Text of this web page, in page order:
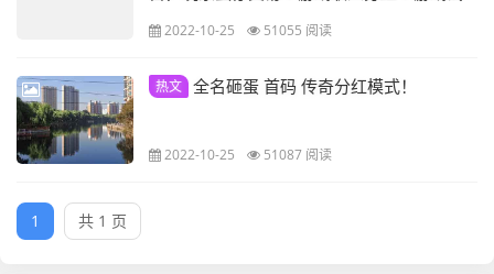
玩（回收装备得铁锤） 无提现门槛，随时提
定，不会随意调整，不暗调爆率，不暗改回
2022-10-25 51055 阅读
热文 全名砸蛋 首码 传奇分红模式！
2022-10-25 51087 阅读
1 共 1 页